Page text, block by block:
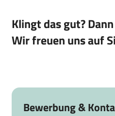
Klingt das gut?
Wir freuen uns auf
Bewerbung &